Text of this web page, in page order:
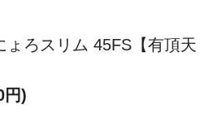
ょろスリム 45FS【有頂天
円)